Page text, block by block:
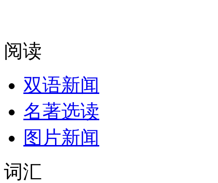
阅读
双语新闻
名著选读
图片新闻
词汇